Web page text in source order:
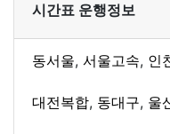
시간표 운행정보
동서울, 서울고속, 인
대전복합, 동대구, 울